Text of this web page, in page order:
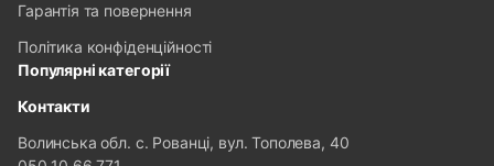
Гарантія та повернення
Політика конфіденційності
Популярні категорії
Контакти
Волинська обл. с. Рованці, вул. Тополева, 40